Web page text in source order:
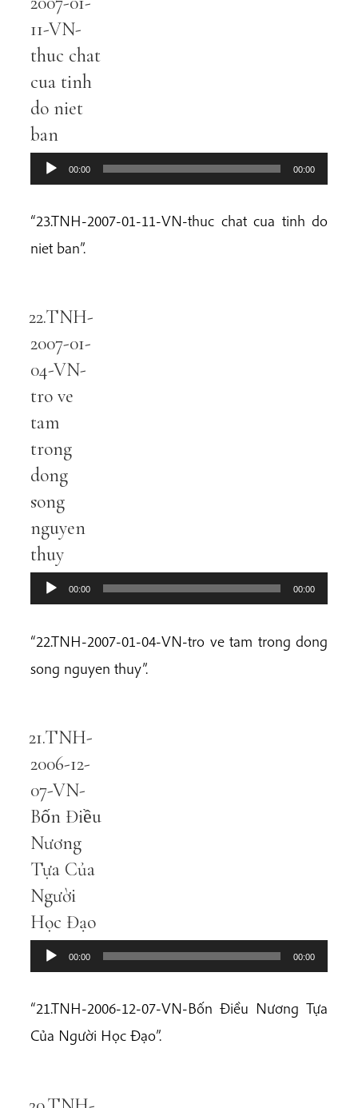
11-VN-
thuc chat
cua tinh
do niet
ban
00:00 00:00
“23.TNH-2007-01-11-VN-thuc chat cua tinh do
niet ban”.
22.TNH-
2007-01-
04-VN-
tro ve
tam
trong
dong
song
nguyen
thuy
00:00 00:00
“22.TNH-2007-01-04-VN-tro ve tam trong dong
song nguyen thuy”.
21.TNH-
2006-12-
07-VN-
Bốn Điều
Nương
Tựa Của
Người
Học Đạo
00:00 00:00
“21.TNH-2006-12-07-VN-Bốn Điều Nương Tựa
Của Người Học Đạo”.